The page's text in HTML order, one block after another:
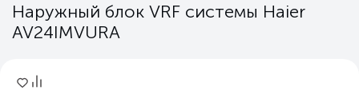
Наружный блок VRF системы Haier
AV24IMVURA